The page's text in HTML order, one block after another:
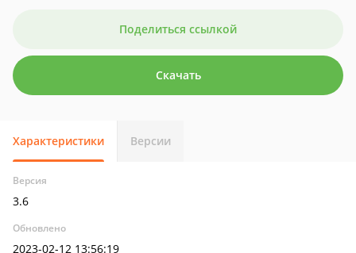
Поделиться ссылкой
Скачать
Характеристики Версии
Версия
3.6
Обновлено
2023-02-12 13:56:19